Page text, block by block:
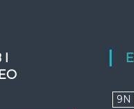
9N